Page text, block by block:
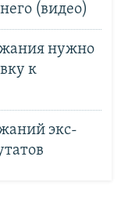
(видео)
нужно
к
экс-